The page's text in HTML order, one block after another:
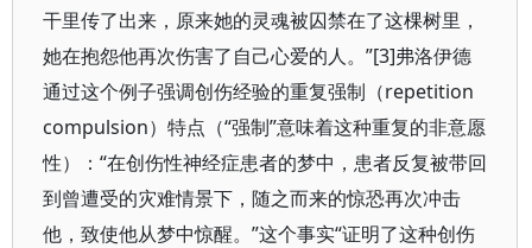
干里传了出来，原来她的灵魂被囚禁在了这棵树里，
她在抱怨他再次伤害了自己心爱的人。”[3]弗洛伊德
通过这个例子强调创伤经验的重复强制（repetition
compulsion）特点（“强制”意味着这种重复的非意愿
性）：“在创伤性神经症患者的梦中，患者反复被带回
到曾遭受的灾难情景下，随之而来的惊恐再次冲击
他，致使他从梦中惊醒。”这个事实“证明了这种创伤